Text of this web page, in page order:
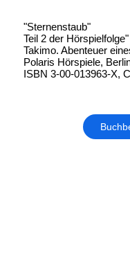
"Sternenstaub"
Teil 2 der Hörspielfolge"
Takimo. Abenteuer
Polaris Hörspiele,
ISBN 3-00-013963-X,